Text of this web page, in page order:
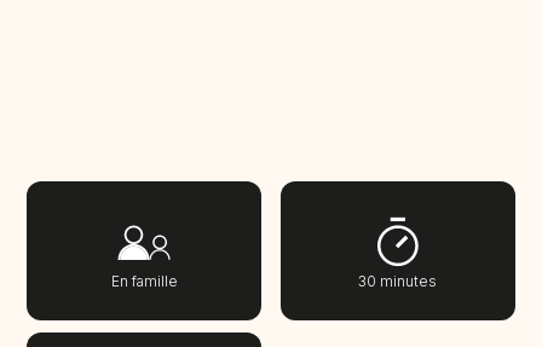
En famille 30 minutes